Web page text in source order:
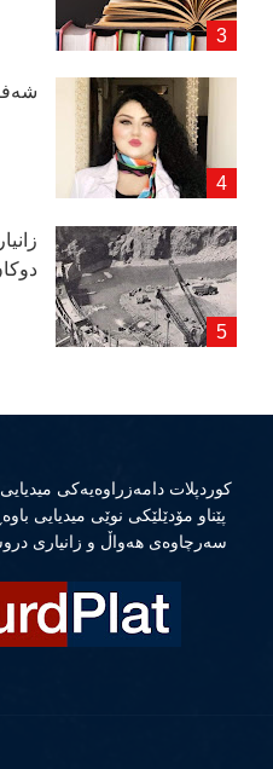
كوردپلات دامەزراوەیەكی
پێناو مۆدێلێكی نوێی میدیایی
سەرچاوەی هەواڵ و زانیاری